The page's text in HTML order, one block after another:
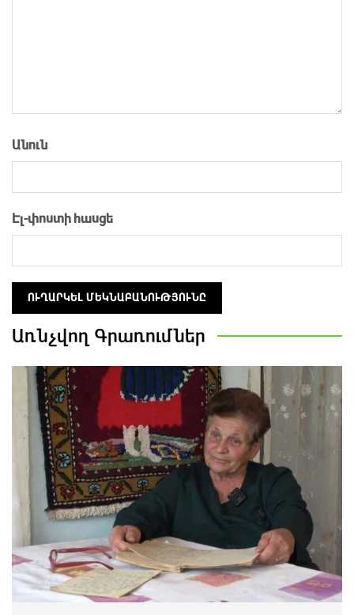
Անուն
Էլ-փոստի հասցե
Առնչվող Գրառումներ